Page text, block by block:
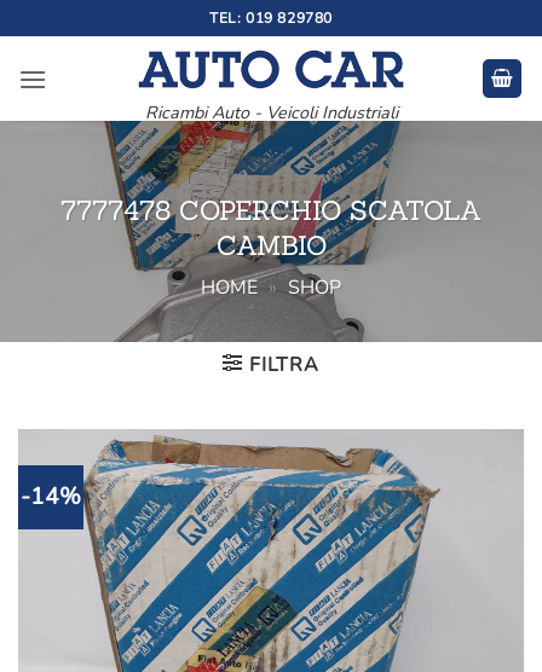
ai
contenuti
TEL: 019 829780
Ricambi Auto - Veicoli Industriali
7777478 COPERCHIO SCATOLA
CAMBIO
HOME » SHOP
FILTRA
-14%